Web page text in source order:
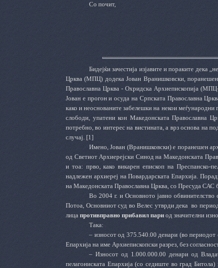
Со почит,
Бидејќи зачестија изјавите и пораките дека
Црква (МПЦ) додека Јован Вранишковски,
Православна Црква - Охридска Архиепископија
Јован е прогон и осуда на Српската Православна
како и неоснованите забелешки на некои
слободи, упатени кон Македонската Православна
потребно, во интерес на вистината, а врз основа на
случај. [1]
Имено, Јован (Вранишковски) е поранешен
од Светиот Архиерејски Синод на Македонската
и тоа: прво, како викарен епископ на Преспанско-
надлежен архиереј на Повардарската Епархија.
на Македонската Православна Црква, со Пресуда САС
Во 2004 г. и Основното јавно
Потоа, Основниот суд во Велес утврди дека во
лица противправно прибавил пари од значителни
Така:
– износот од 375.540.00 денари (во периодот
Епархија на име Архиепископски разрез, без
– Износот од 1.000.000.00 денари од
пелагониската Епархија (со седиште во град